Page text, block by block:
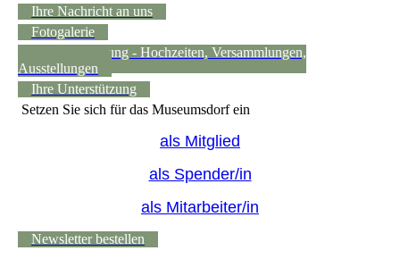
Ihre Nachricht an uns
Fotogalerie
Raumvermietung - Hochzeiten, Versammlungen,
Ausstellungen
Ihre Unterstützung
Setzen Sie sich für das Museumsdorf ein
als Mitglied
als Spender/in
als Mitarbeiter/in
Newsletter bestellen